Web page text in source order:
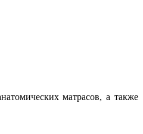
матрасов, а также